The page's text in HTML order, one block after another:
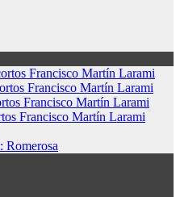
Francisco Martín Larami
Francisco Martín Larami
Francisco Martín Larami
Francisco Martín Larami
Romerosa